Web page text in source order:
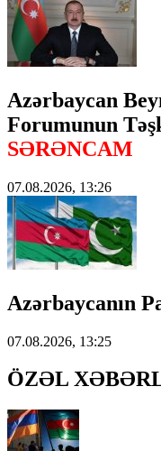
Azərbaycan
Forumunun
SƏRƏNCAM
07.08.2026, 13:26
Azərbaycanın
07.08.2026, 13:25
ÖZƏL